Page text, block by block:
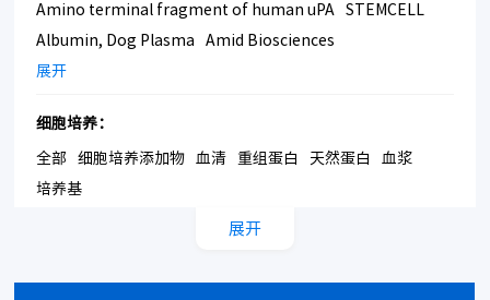
Amino terminal fragment of human uPA
STEMCELL
Albumin, Dog Plasma
Amid Biosciences
Amino terminal fragment of Mouse uPA
Albumin, Mouse Plasma
Lumafluor
Alpha-1-Antitrypsin, Human Plasma
Alpha-2-HS-Glycoprotein, Human Plasma
Amino terminal fragment of Mouse uPA, Alexa Fluor
展开
细胞培养：
全部 细胞培养添加物 血清 重组蛋白 天然蛋白
血浆
培养基
全部 细胞凋亡 细胞分离 荧光染料 细胞增殖
细胞迁移
展开